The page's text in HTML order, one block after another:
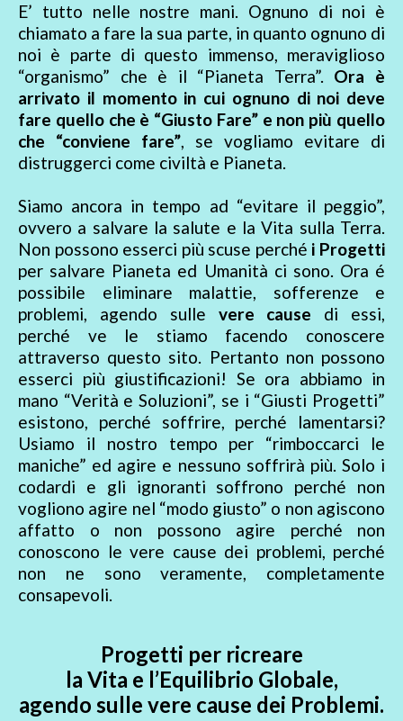
E’ tutto nelle nostre mani. Ognuno di noi è
chiamato a fare la sua parte, in quanto ognuno di
noi è parte di questo immenso, meraviglioso
“organismo” che è il “Pianeta Terra”. Ora è
arrivato il momento in cui ognuno di noi deve
fare quello che è “Giusto Fare” e non più quello
che “conviene fare”, se vogliamo evitare di
distruggerci come civiltà e Pianeta.
Siamo ancora in tempo ad “evitare il peggio”,
ovvero a salvare la salute e la Vita sulla Terra.
Non possono esserci più scuse perché i Progetti
per salvare Pianeta ed Umanità ci sono. Ora é
possibile eliminare malattie, sofferenze e
problemi, agendo sulle vere cause di essi,
perché ve le stiamo facendo conoscere
attraverso questo sito. Pertanto non possono
esserci più giustificazioni! Se ora abbiamo in
mano “Verità e Soluzioni”, se i “Giusti Progetti”
esistono, perché soffrire, perché lamentarsi?
Usiamo il nostro tempo per “rimboccarci le
maniche” ed agire e nessuno soffrirà più. Solo i
codardi e gli ignoranti soffrono perché non
vogliono agire nel “modo giusto” o non agiscono
affatto o non possono agire perché non
conoscono le vere cause dei problemi, perché
non ne sono veramente, completamente
consapevoli.
Progetti per ricreare
la Vita e l’Equilibrio Globale,
agendo sulle vere cause dei Problemi.